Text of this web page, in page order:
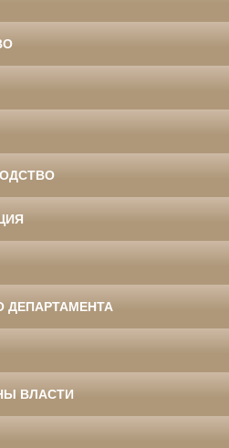
ДЕПАРТАМЕНТА
ВЛАСТИ